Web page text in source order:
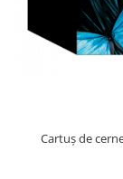
Cartuş de